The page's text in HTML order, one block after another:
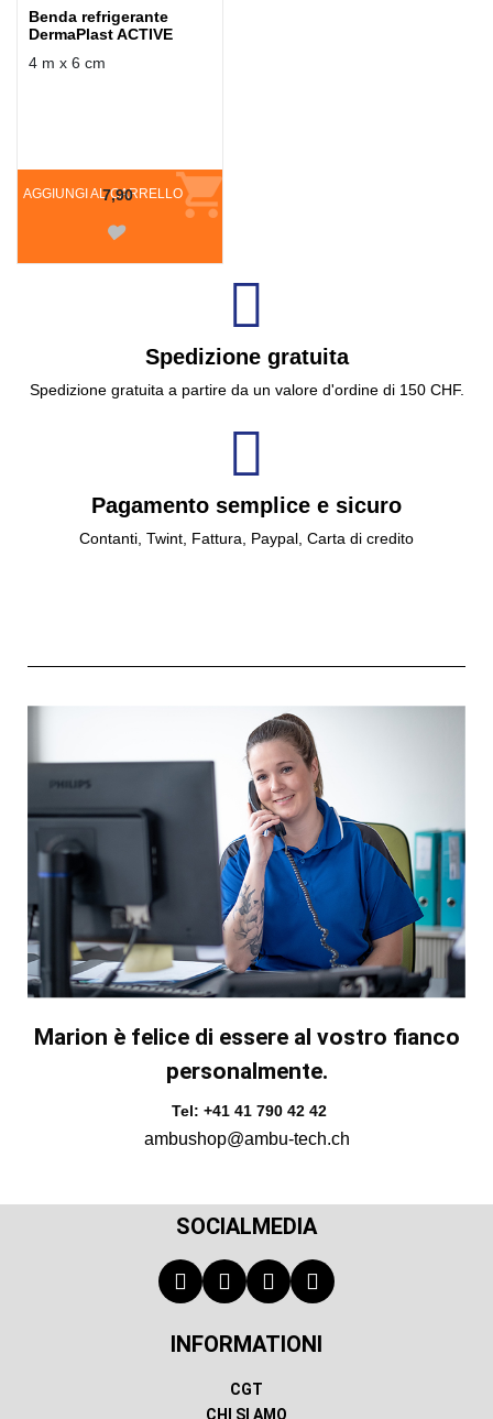
Benda refrigerante
DermaPlast ACTIVE
4 m x 6 cm
AGGIUNGI AL CARRELLO
7,90
Spedizione gratuita
Spedizione gratuita a partire da un valore d'ordine di 150 CHF.
Pagamento semplice e sicuro
Contanti, Twint, Fattura, Paypal, Carta di credito
Marion è felice di essere al vostro fianco
personalmente.
Tel: +41 41 790 42 42
ambushop@ambu-tech.ch
SOCIALMEDIA
INFORMATIONI
CGT
CHI SI AMO